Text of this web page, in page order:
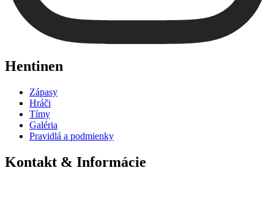
Hentinen
Zápasy
Hráči
Tímy
Galéria
Pravidlá a podmienky
Kontakt & Informácie